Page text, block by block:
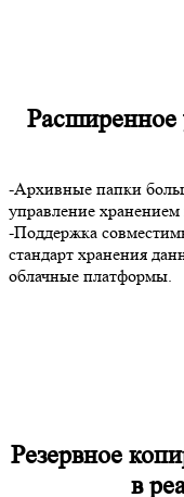
Расширенное
-Архивные папки
управление
-Поддержка
стандарт хранения
облачные платформы.
Резервное
в